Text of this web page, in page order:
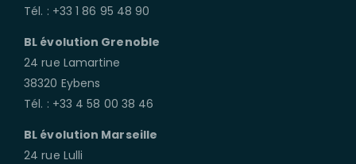
Tél. : +33 1 86 95 48 90
BL évolution Grenoble
24 rue Lamartine
38320 Eybens
Tél. : +33 4 58 00 38 46
BL évolution Marseille
24 rue Lulli